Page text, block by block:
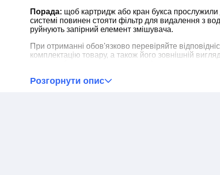
Порада: щоб картридж або кран букса прослужили
системі повинен стояти фільтр для видалення з
руйнують запірний елемент змішувача.
При отриманні обов'язково перевіряйте
комплектацію товару, а також його зовнішній
Розгорнути опис